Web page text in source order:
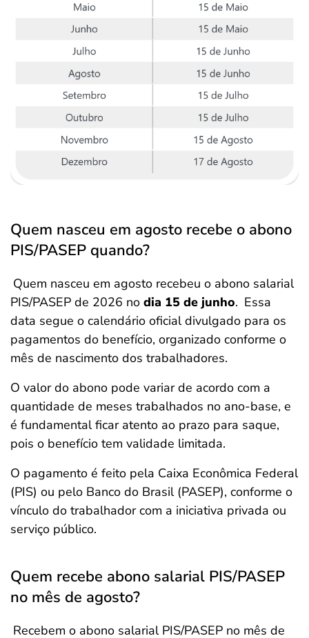
Quem nasceu em agosto recebe o abono
PIS/PASEP quando?
Quem nasceu em agosto recebeu o abono salarial
PIS/PASEP de 2026 no dia 15 de junho. Essa
data segue o calendário oficial divulgado para os
pagamentos do benefício, organizado conforme o
mês de nascimento dos trabalhadores.
O valor do abono pode variar de acordo com a
quantidade de meses trabalhados no ano-base, e
é fundamental ficar atento ao prazo para saque,
pois o benefício tem validade limitada.
O pagamento é feito pela Caixa Econômica Federal
(PIS) ou pelo Banco do Brasil (PASEP), conforme o
vínculo do trabalhador com a iniciativa privada ou
serviço público.
Quem recebe abono salarial PIS/PASEP
no mês de agosto?
Recebem o abono salarial PIS/PASEP no mês de